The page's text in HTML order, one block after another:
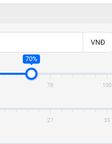
VNĐ
70%
78 100
27 35